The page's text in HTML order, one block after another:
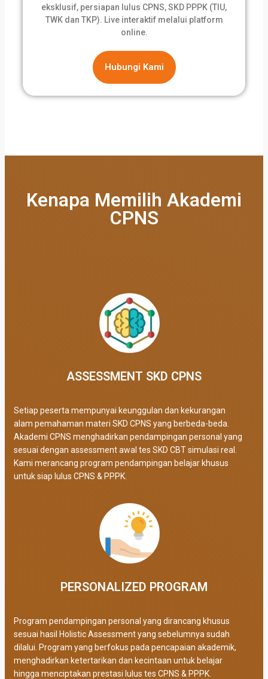
eksklusif, persiapan lulus CPNS, SKD PPPK (TIU,
TWK dan TKP). Live interaktif melalui platform
online.
Hubungi Kami
Kenapa Memilih Akademi
CPNS
ASSESSMENT SKD CPNS
Setiap peserta mempunyai keunggulan dan kekurangan
alam pemahaman materi SKD CPNS yang berbeda-beda.
Akademi CPNS menghadirkan pendampingan personal yang
sesuai dengan assessment awal tes SKD CBT simulasi real.
Kami merancang program pendampingan belajar khusus
untuk siap lulus CPNS & PPPK.
PERSONALIZED PROGRAM​
Program pendampingan personal yang dirancang khusus
sesuai hasil Holistic Assessment yang sebelumnya sudah
dilalui. Program yang berfokus pada pencapaian akademik,
menghadirkan ketertarikan dan kecintaan untuk belajar
hingga menciptakan prestasi lulus tes CPNS & PPPK.